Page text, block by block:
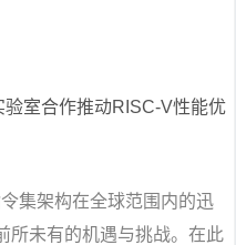
室合作推动RISC-V性能优
集架构在全球范围内的迅
所未有的机遇与挑战。在此